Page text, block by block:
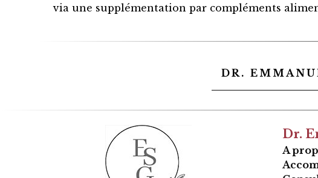
via une supplémentation par compléments
DR.
Dr.
A